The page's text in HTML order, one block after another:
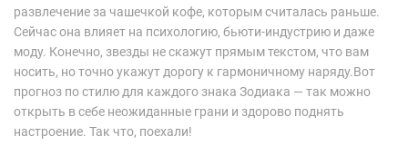
развлечение за чашечкой кофе, которым считалась раньше.
Сейчас она влияет на психологию, бьюти-индустрию и даже
моду. Конечно, звезды не скажут прямым текстом, что вам
носить, но точно укажут дорогу к гармоничному наряду.Вот
прогноз по стилю для каждого знака Зодиака — так можно
открыть в себе неожиданные грани и здорово поднять
настроение. Так что, поехали!